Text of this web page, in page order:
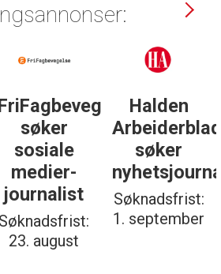
søker
sosiale
medier-
journalist
Søknadsfrist:
23. august
Halden
Arbeiderblad
søker
Søknadsfrist:
1. september